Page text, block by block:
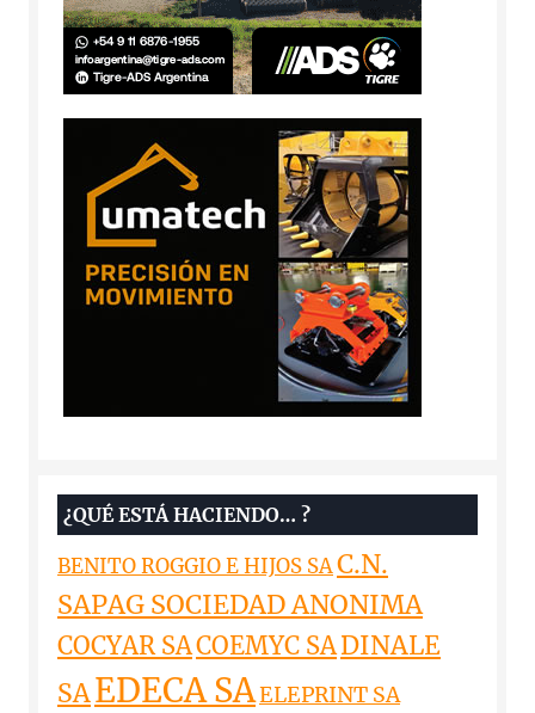
¿QUÉ ESTÁ HACIENDO… ?
BENITO ROGGIO E HIJOS SAC.N.
SAPAG SOCIEDAD ANONIMA
COCYAR SACOEMYC SADINALE
SAEDECA SAELEPRINT SA